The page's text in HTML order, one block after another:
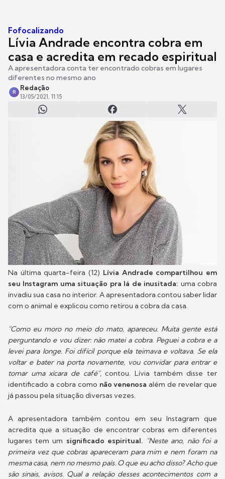
Fofocalizando
Lívia Andrade encontra cobra em
casa e acredita em recado espiritual
A apresentadora conta ter encontrado cobras em lugares
diferentes no mesmo ano
R
Redação
13/05/2021, 11:15
Na última quarta-feira (12) Lívia Andrade compartilhou em
seu Instagram uma situação pra lá de inusitada: uma cobra
invadiu sua casa no interior. A apresentadora contou saber lidar
com o animal e explicou como retirou a cobra da casa.
"Como eu moro no meio do mato, apareceu. Muita gente está
perguntando e vou dizer: não matei a cobra. Peguei a cobra e a
levei para longe. Foi difícil porque ela teimava e voltava. Se ela
voltar e bater na porta novamente, vou convidar para entrar e
tomar uma xícara de café",contou. Lívia também disse ter
identificado a cobra como não venenosa além de revelar que
já passou pela situação diversas vezes.
A apresentadora também contou em seu Instagram que
acredita que a situação de encontrar cobras em diferentes
lugares tem um significado espiritual. "Neste ano, não foi a
primeira vez que cobras apareceram para mim e nem foram na
mesma casa, nem no mesmo país. O que eu acho disso? Acho que
são sinais, avisos. Qual a relação desses acontecimentos com a